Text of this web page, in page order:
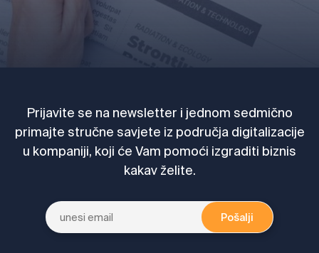
Prijavite se na newsletter i jednom sedmično
primajte stručne savjete iz područja digitalizacije
u kompaniji, koji će Vam pomoći izgraditi biznis
kakav želite.